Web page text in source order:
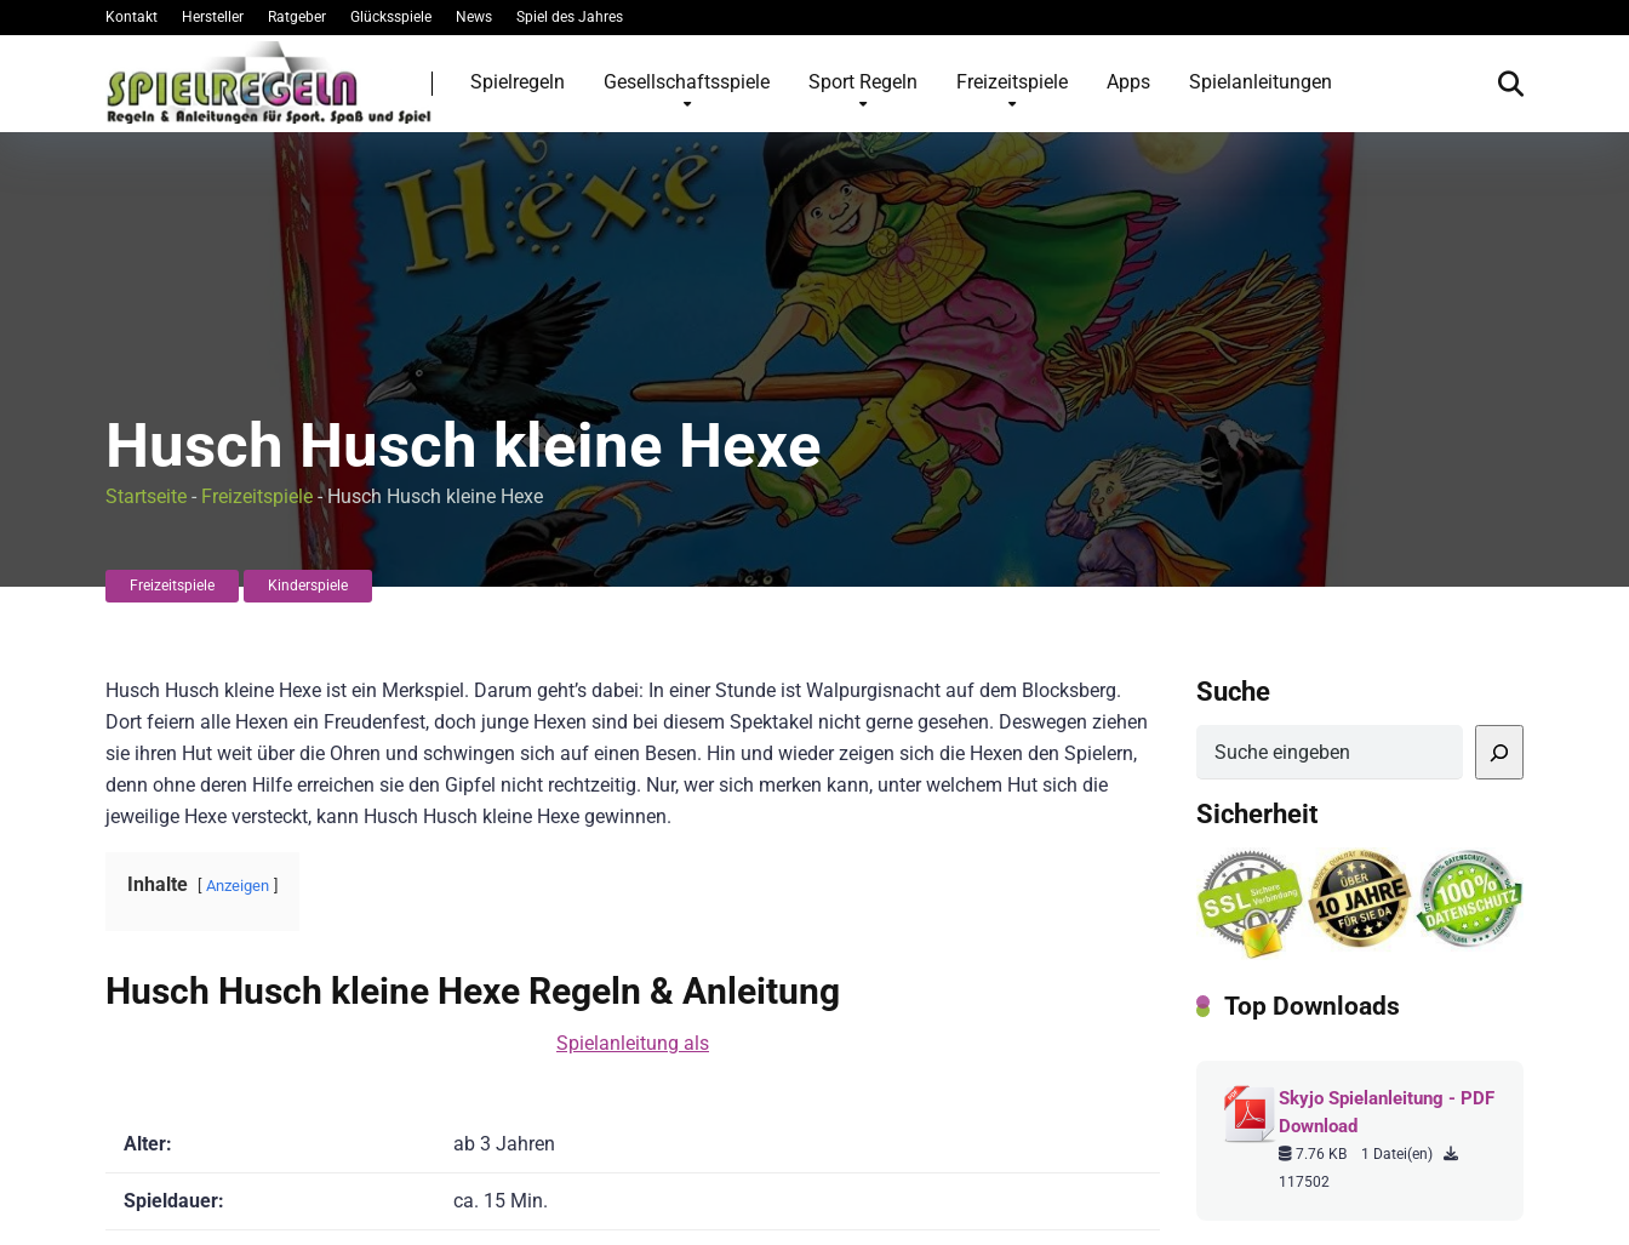
Kontakt Hersteller Ratgeber Glücksspiele News Spiel des Jahres
Spielregeln Gesellschaftsspiele Sport Regeln Freizeitspiele Apps Spielanleitungen
Husch Husch kleine Hexe
Startseite - Freizeitspiele -Husch Husch kleine Hexe
Freizeitspiele Kinderspiele
Husch Husch kleine Hexe ist ein Merkspiel. Darum geht’s dabei: In einer Stunde ist Walpurgisnacht auf dem Blocksberg.
Dort feiern alle Hexen ein Freudenfest, doch junge Hexen sind bei diesem Spektakel nicht gerne gesehen. Deswegen ziehen
sie ihren Hut weit über die Ohren und schwingen sich auf einen Besen. Hin und wieder zeigen sich die Hexen den Spielern,
denn ohne deren Hilfe erreichen sie den Gipfel nicht rechtzeitig. Nur, wer sich merken kann, unter welchem Hut sich die
jeweilige Hexe versteckt, kann Husch Husch kleine Hexe gewinnen.
Inhalte Anzeigen
Husch Husch kleine Hexe Regeln & Anleitung
Spielanleitung als
Alter: ab 3 Jahren
Spieldauer: ca. 15 Min.
Suche
Sicherheit
Top Downloads
Skyjo Spielanleitung - PDF
Download
7.76 KB
1 Datei(en)
117502